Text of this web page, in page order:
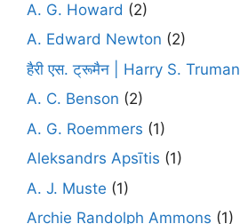
A. G. Howard (2)
A. Edward Newton (2)
हैरी एस. ट्रूमैन | Harry S. Truman
A. C. Benson (2)
A. G. Roemmers (1)
Aleksandrs Apsītis (1)
A. J. Muste (1)
Archie Randolph Ammons (1)